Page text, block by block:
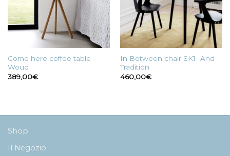
Come here coffee table –
Woud
389,00€
In Between chair SK1- And
Tradition
460,00€
Shop
Il Negozio